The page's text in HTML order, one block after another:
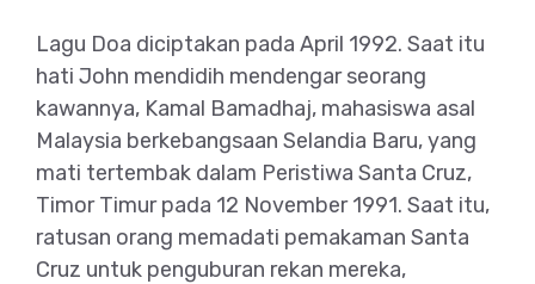
Lagu Doa diciptakan pada April 1992. Saat itu
hati John mendidih mendengar seorang
kawannya, Kamal Bamadhaj, mahasiswa asal
Malaysia berkebangsaan Selandia Baru, yang
mati tertembak dalam Peristiwa Santa Cruz,
Timor Timur pada 12 November 1991. Saat itu,
ratusan orang memadati pemakaman Santa
Cruz untuk penguburan rekan mereka,